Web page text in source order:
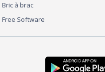
Bric à brac
Free Software